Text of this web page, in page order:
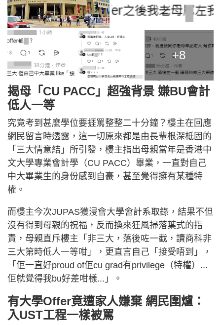
+8
揭母「CU PACC」超強背景 嫌BU會計
低人一等
究竟考到甚麼學位要捱罵整整二十分鐘？樓主在回應
網民留言時透露，這一切原來都是由長輩根深柢固的
「三大情意結」所引發，樓主指出母親當年是香港中
文大學專業會計學（CU PACC）畢業，一直對自己
中大畢業生的身份感到自豪，甚至覺得擁有某種特
權。
而樓主今次JUPAS獲浸會大學會計系取錄，結果不但
沒有得到母親的祝福，反而換來狂風掃落葉式的指
責，母親直斥樓主「非三大，落後咗一截，讀商科非
三大第時低人一等咁」，更直言自己「接受唔到」，
「佢一直好proud of佢cu grad有privilege（特權）...
佢就覺得我bu好差咁樣...」。
有大學Offer竟遭家人嫌棄 網民圍爐：
入UST工程一樣被罵